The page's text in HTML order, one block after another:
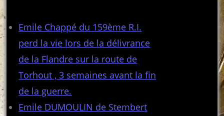
Emile Chappé du 159ème R.I.
perd la vie lors de la délivrance
de la Flandre sur la route de
Torhout , 3 semaines avant la fin
de la guerre.
Emile DUMOULIN de Stembert